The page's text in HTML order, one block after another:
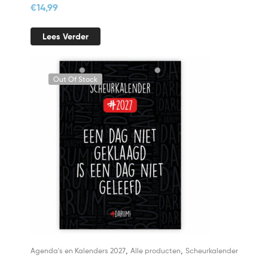
€14,99
Lees Verder
Out Of Stock
Agenda's en Kalenders 2027, Alle producten Scheurkalender